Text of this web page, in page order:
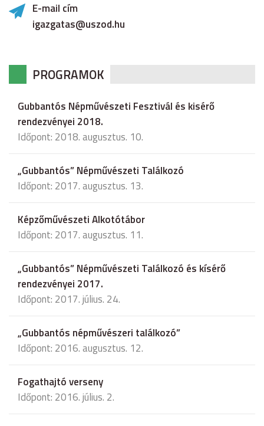
E-mail cím
igazgatas@uszod.hu
PROGRAMOK
Gubbantós Népművészeti Fesztivál és kisérő
rendezvényei 2018.
Időpont: 2018. augusztus. 10.
„Gubbantós” Népművészeti Találkozó
Időpont: 2017. augusztus. 13.
Képzőművészeti Alkotótábor
Időpont: 2017. augusztus. 11.
„Gubbantós” Népművészeti Találkozó és kísérő
rendezvényei 2017.
Időpont: 2017. július. 24.
„Gubbantós népművészeri találkozó”
Időpont: 2016. augusztus. 12.
Fogathajtó verseny
Időpont: 2016. július. 2.